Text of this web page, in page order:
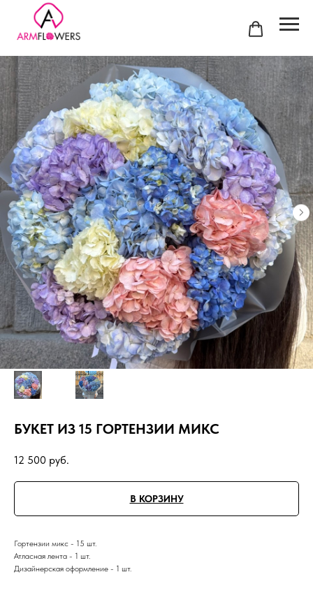
БУКЕТ ИЗ 15 ГОРТЕНЗИИ МИКС
12 500 руб.
В КОРЗИНУ
Гортензии микс - 15 шт.
Атласная лента - 1 шт.
Дизайнерская оформление - 1 шт.